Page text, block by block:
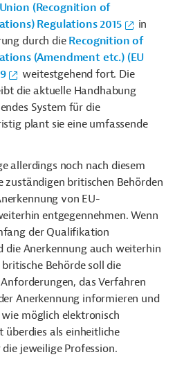
(Recognition of
Regulations 2015
in
durch die Recognition of
(Amendment etc.) (EU
weitestgehend fort. Die
die aktuelle Handhabung
System für die
plant sie eine umfassende
allerdings noch nach diesem
zuständigen britischen Behörden
von EU-
entgegennehmen. Wenn
der Qualifikation
die Anerkennung auch weiterhin
Behörde soll die
das Verfahren
Anerkennung informieren und
möglich elektronisch
überdies als einheitliche
jeweilige Profession.